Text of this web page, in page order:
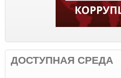
ДОСТУПНАЯ СРЕДА